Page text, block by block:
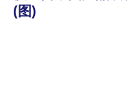
(图)